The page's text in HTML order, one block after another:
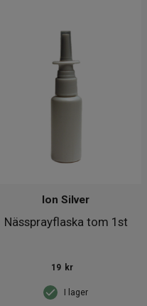
Nässprayflaska tom 1st
Ion Silver
I lager
19 kr